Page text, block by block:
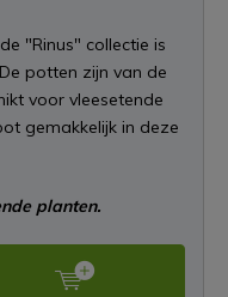
"Rinus" collectie is
potten zijn van de
voor vleesetende
gemakkelijk in deze
planten.